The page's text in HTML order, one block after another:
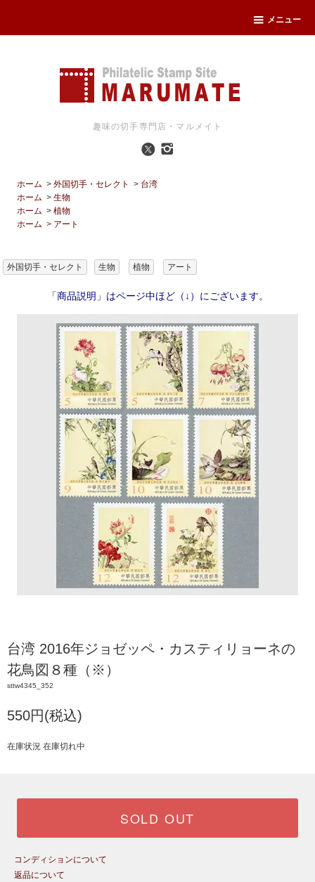
メニュー
趣味の切手専門店・マルメイト
ホーム >外国切手・セレクト > 台湾
ホーム >生物
ホーム >植物
ホーム > アート
外国切手・セレクト 生物 植物 アート
「商品説明」はページ中ほど（↓）にございます。
台湾 2016年ジョゼッペ・カスティリョーネの
花鳥図８種（※）
sttw4345_352
550円(税込)
在庫状況 在庫切れ中
SOLD OUT
コンディションについて
返品について